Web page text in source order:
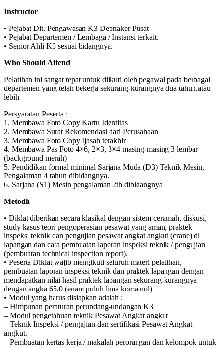
Instructor
• Pejabat Dit. Pengawasan K3 Depnaker Pusat
• Pejabat Departemen / Lembaga / Instansi terkait.
• Senior Ahli K3 sesuai bidangnya.
Who Should Attend
Pelatihan ini sangat tepat untuk diikuti oleh pegawai pada berbagai
departemen yang telah bekerja sekurang-kurangnya dua tahun.atau
lebih
Persyaratan Peserta :
1. Membawa Foto Copy Kartu Identitas
2. Membawa Surat Rekomendasi dari Perusahaan
3. Membawa Foto Copy Ijasah terakhir
4. Membawa Pas Foto 4×6, 2×3, 3×4 masing-masing 3 lembar
(background merah)
5. Pendidikan formal minimal Sarjana Muda (D3) Teknik Mesin,
Pengalaman 4 tahun dibidangnya.
6. Sarjana (S1) Mesin pengalaman 2th dibidangnya
Metodh
• Diklat diberikan secara klasikal dengan sistem ceramah, diskusi,
study kasus teori pengoperasian pesawat yang aman, praktek
inspeksi teknik dan pengujian pesawat angkat angkut (crane) di
lapangan dan cara pembuatan laporan inspeksi teknik / pengujian
(pembuatan technical inspection report).
• Peserta Diklat wajib mengikuti seluruh materi pelatihan,
pembuatan laporan inspeksi teknik dan praktek lapangan dengan
mendapatkan nilai hasil praktek lapangan sekurang-kurangnya
dengan angka 65,0 (enam puluh lima koma nol)
• Modul yang harus disiapkan adalah :
– Himpunan peraturan perundang-undangan K3
– Modul pengetahuan teknik Pesawat Angkat angkut
– Teknik Inspeksi / pengujian dan sertifikasi Pesawat Angkat
angkut.
– Pembuatan kertas kerja / makalah perorangan dan kelompok untuk